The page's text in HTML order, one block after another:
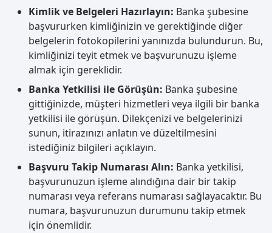
Kimlik ve Belgeleri Hazırlayın: Banka şubesine
başvururken kimliğinizin ve gerektiğinde diğer
belgelerin fotokopilerini yanınızda bulundurun. Bu,
kimliğinizi teyit etmek ve başvurunuzu işleme
almak için gereklidir.
Banka Yetkilisi ile Görüşün: Banka şubesine
gittiğinizde, müşteri hizmetleri veya ilgili bir banka
yetkilisi ile görüşün. Dilekçenizi ve belgelerinizi
sunun, itirazınızı anlatın ve düzeltilmesini
istediğiniz bilgileri açıklayın.
Başvuru Takip Numarası Alın: Banka yetkilisi,
başvurunuzun işleme alındığına dair bir takip
numarası veya referans numarası sağlayacaktır. Bu
numara, başvurunuzun durumunu takip etmek
için önemlidir.